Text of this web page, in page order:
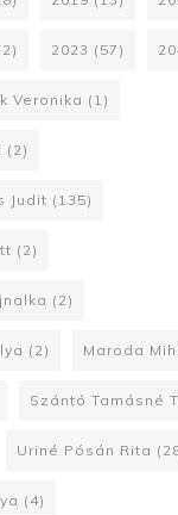
2023 (57)
Veronika (1)
(2)
Judit (135)
(2)
(2)
(2) Maroda
Szántó Tamásné
Uriné Pósán Rita
(4)